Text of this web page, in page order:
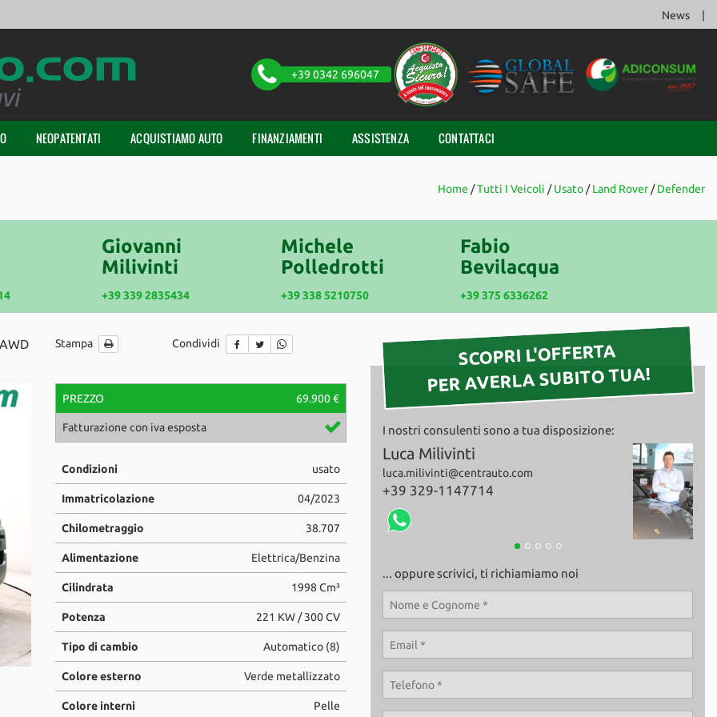
News
+39 0342 696047
NEOPATENTATI ACQUISTIAMO AUTO FINANZIAMENTI ASSISTENZA CONTATTACI
Home /Tutti I Veicoli /Usato /Land Rover/Defender
Giovanni
Milivinti
+39 339 2835434
Michele
Polledrotti
+39 338 5210750
Fabio
Bevilacqua
+39 375 6336262
Stampa Condividi
PREZZO 69.900 €
Fatturazione con iva esposta
Condizioni usato
Immatricolazione 04/2023
Chilometraggio 38.707
Alimentazione Elettrica/Benzina
Cilindrata 1998 Cm³
Potenza 221 KW / 300 CV
Tipo di cambio Automatico (8)
Colore esterno Verde metallizzato
Colore interni Pelle
SCOPRI L'OFFERTA
PER AVERLA SUBITO TUA!
I nostri consulenti sono a tua disposizione:
luca.milivinti@centrauto.com
+39 329-1147714
Giovanni Milivinti
giovanni.milivinti@centrauto.com
+39 339-2835434
... oppure scrivici, ti richiamiamo noi